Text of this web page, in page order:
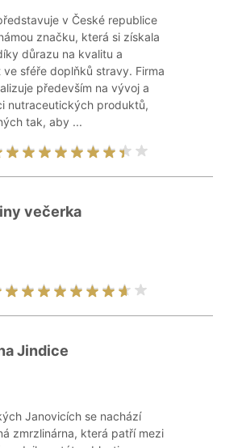
v České republice
značku, která si získala
důrazu na kvalitu a
ve sféře doplňků stravy. Firma
především na vývoj a
nutraceutických produktů,
tak, aby ...
večerka
Jindice
Janovicích se nachází
zmrzlinárna, která patří mezi